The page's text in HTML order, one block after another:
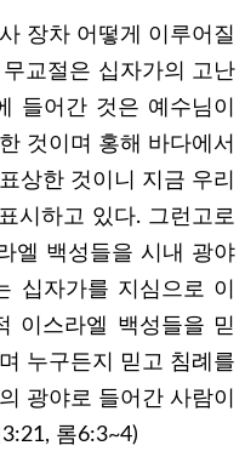
장차 어떻게 이루어질
교절은 십자가의 고난
들어간 것은 예수님이
것이며 홍해 바다에서
상한 것이니 지금 우리
시하고 있다. 그런고로
엘 백성들을 시내 광야
십자가를 지심으로 이
이스라엘 백성들을 믿
누구든지 믿고 침례를
광야로 들어간 사람이
롬6:3~4)